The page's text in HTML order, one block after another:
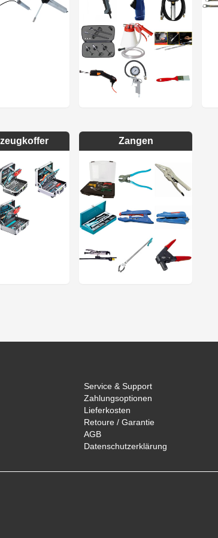
Zangen
Service & Support
Zahlungsoptionen
Lieferkosten
Retoure / Garantie
AGB
Datenschutzerklärung